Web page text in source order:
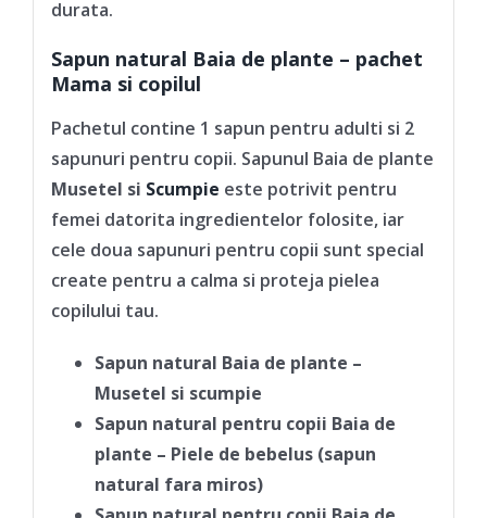
durata.
Sapun natural Baia de plante – pachet
Mama si copilul
Pachetul contine 1 sapun pentru adulti si 2
sapunuri pentru copii. Sapunul Baia de plante
Musetel si Scumpie este potrivit pentru
femei datorita ingredientelor folosite, iar
cele doua sapunuri pentru copii sunt special
create pentru a calma si proteja pielea
copilului tau.
Sapun natural Baia de plante –
Musetel si scumpie
Sapun natural pentru copii Baia de
plante – Piele de bebelus (sapun
natural fara miros)